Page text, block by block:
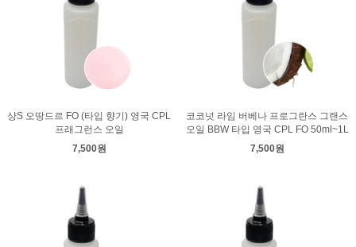
샹S 오땅드르 FO (타입 향기) 영국 CPL
프래그런스 오일
7,500원
코코넛 라임 버베나 프로그란스 그랜스
오일 BBW 타입 영국 CPL FO 50ml~1L
7,500원